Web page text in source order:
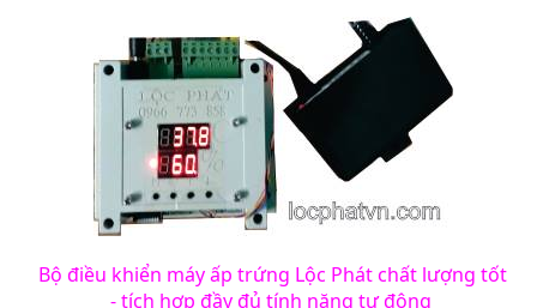
Bộ điều khiển máy ấp trứng Lộc Phát chất lượng tốt
- tích hợp đầy đủ tính năng tự động